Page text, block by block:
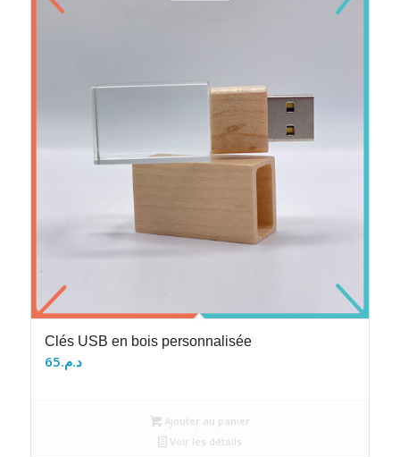
Clés USB en bois personnalisée
د.م.65
Ajouter au panier
Voir les détails